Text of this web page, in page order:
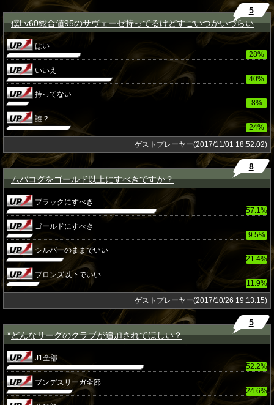
僕Lv60総合値95のサヴェーゼ持ってるけどすごいつかいづらい
5
はい
28%
いいえ
40%
持ってない
8%
誰？
24%
ゲストプレーヤー(2017/11/01 18:52:02)
ムバコグをゴールド以上にすべきですか？
8
ブラックにすべき
57.1%
ゴールドにすべき
9.5%
シルバーのままでいい
21.4%
ブロンズ以下でいい
11.9%
ゲストプレーヤー(2017/10/26 19:13:15)
★どんなリーグのクラブが追加されてほしい？
5
J1全部
52.2%
ブンデスリーガ全部
24.6%